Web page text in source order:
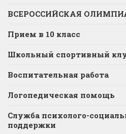
ВСЕРОССИЙСКАЯ
Прием в 10 класс
Школьный спортивный
Воспитательная работа
Логопедическая помощь
Служба психолого-
поддержки